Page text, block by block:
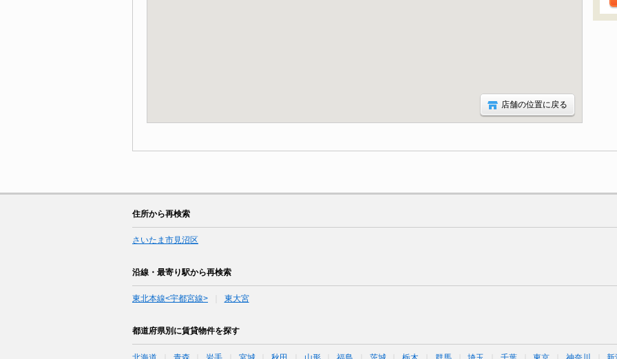
店舗の位置に戻る
住所から再検索
さいたま市見沼区
沿線・最寄り駅から再検索
東北本線<宇都宮線> 東大宮
都道府県別に賃貸物件を探す
北海道 青森 岩手 宮城 秋田 山形 福島 茨城 栃木 群馬 埼玉 千葉 東京 神奈川 新